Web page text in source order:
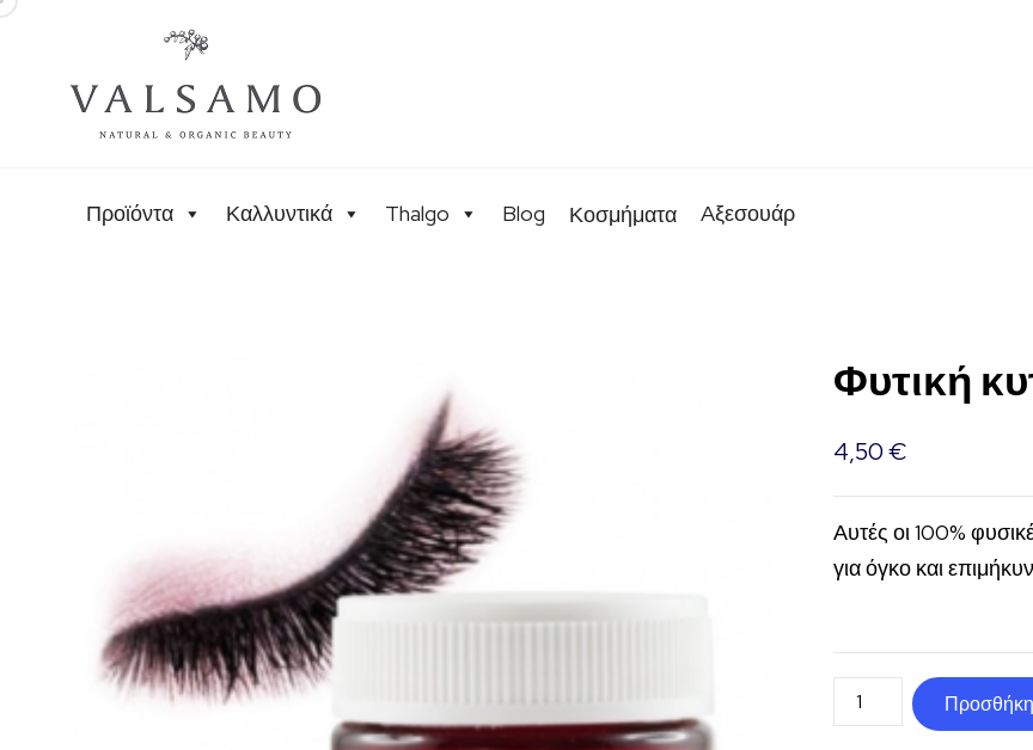
Προϊόντα Καλλυντικά Thalgo Blog Κοσμήματα Aξεσουάρ
Φυτική
4,50€
Αυτές οι 100%
για όγκο και
Φυτική
κυτταρίνη
Προσθήκη